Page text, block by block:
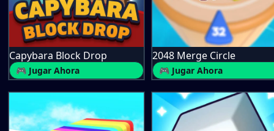
Capybara Block Drop
🎮 Jugar Ahora
2048 Merge Circle
🎮 Jugar Ahora